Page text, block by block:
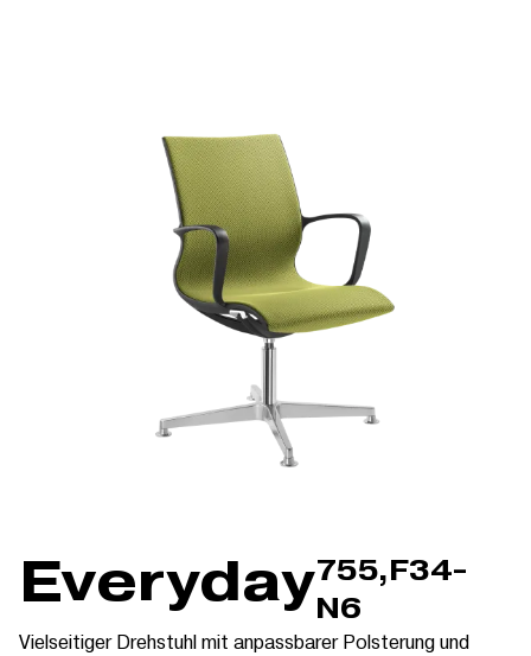
Everyday755,F34-
N6
Vielseitiger Drehstuhl mit anpassbarer Polsterung und